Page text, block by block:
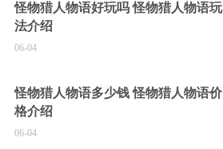
怪物猎人物语好玩吗 怪物猎人物语玩
法介绍
06-04
怪物猎人物语多少钱 怪物猎人物语价
格介绍
06-04